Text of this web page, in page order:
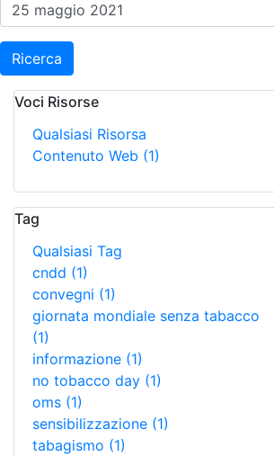
Ricerca
Voci Risorse
Qualsiasi Risorsa
Contenuto Web (1)
Tag
Qualsiasi Tag
cndd (1)
convegni (1)
giornata mondiale senza tabacco
(1)
informazione (1)
no tobacco day (1)
oms (1)
sensibilizzazione (1)
tabagismo (1)